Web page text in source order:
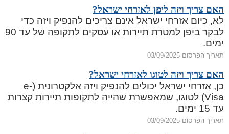
האם צריך ויזה ליפן לאזרחי ישראל?
לא, כיום אזרחי ישראל אינם צריכים להנפיק ויזה כדי
לבקר ביפן למטרת תיירות או עסקים לתקופה של עד 90
ימים.
תאריך הפרסום 03/09/2025
האם צריך ויזה לטוגו לאזרחי ישראל?
כן, אזרחי ישראל יכולים להנפיק ויזה אלקטרונית (e-
Visa) לטוגו, שמאפשרת שהייה לתקופות תיירות קצרות
עד 15 ימים.
תאריך הפרסום 03/09/2025